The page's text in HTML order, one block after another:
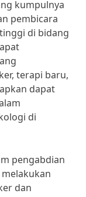
kumpulnya
pembicara
di bidang
terapi baru,
dapat
di
pengabdian
dan